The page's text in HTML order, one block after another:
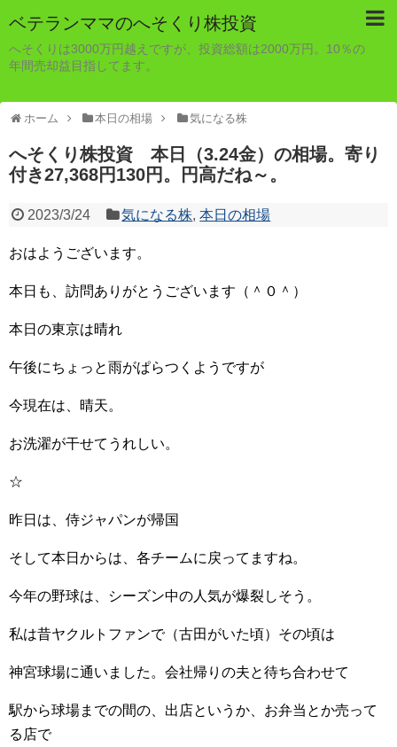
ベテランママのへそくり株投資
へそくりは3000万円越えですが、投資総額は2000万円。10％の
年間売却益目指してます。
ホーム 本日の相場 気になる株
へそくり株投資 本日（3.24金）の相場。寄り
付き27,368円130円。円高だね～。
2023/3/24 気になる株,本日の相場
おはようございます。
本日も、訪問ありがとうございます（＾０＾）
本日の東京は晴れ
午後にちょっと雨がぱらつくようですが
今現在は、晴天。
お洗濯が干せてうれしい。
☆
昨日は、侍ジャパンが帰国
そして本日からは、各チームに戻ってますね。
今年の野球は、シーズン中の人気が爆裂しそう。
私は昔ヤクルトファンで（古田がいた頃）その頃は
神宮球場に通いました。会社帰りの夫と待ち合わせて
駅から球場までの間の、出店というか、お弁当とか売って
る店で